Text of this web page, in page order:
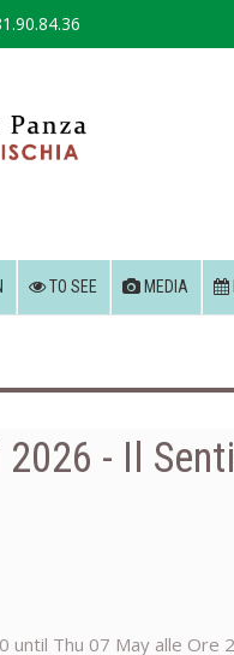
TO SEE MEDIA
- Il
until Thu 07 May alle Ore